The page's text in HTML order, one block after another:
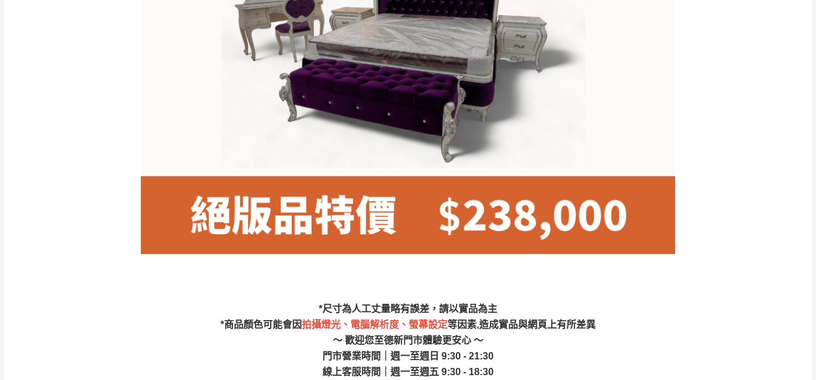
*尺寸為人工丈量略有誤差，請以實品為主
*商品顏色可能會因拍攝燈光、電腦解析度、螢幕設定等因素,造成實品與網頁上有所差異
～ 歡迎您至德新門市體驗更安心 ～
門市營業時間｜週一至週日 9:30 - 21:30
線上客服時間｜週一至週五 9:30 - 18:30
基隆
$ 9,000以上：免運費
$ 9,000以下：NT$500元
＊A108產品另收運費
$ 9,000以上：免運費
$ 9,000以下：NT$500元
卓蘭鎮、三灣、通霄山區、西湖、泰安
配送天數：5~14天
到貨時間：指定送貨日當天以電話聯絡確認
｜周（一）配送部門固定公休無送貨｜
台北市、新北市地區固定每周(三)、(日)兩天收送貨
暫無配送地區：彰化、南投、雲林、嘉義、台南、高雄、屏東、宜蘭、 花蓮、台東、金門、馬祖、澎湖地區
。
由於百貨公司配送較為不易，故暫無法配送至百貨公司內部。
若您選擇三聯式或索取兩聯式發票，發票將於商品完成出貨15個工作天另行寄出，另外約加上2~7個工作天內
送達，如遇國定假日將順延寄送。
若收到不良品，請於到貨日起七日內通知本公司客服人員，我們將為您更換新品，運費皆由本站負責，
所有退回及換貨之商品必須是全新狀態且完整包裝，床墊、床包、枕頭類產品需為未拆封狀態(請保持商
品、附件、包裝、廠商紙及所有附隨文件或資料之完整性)，若未依照上述方式處理，恕無法接受退貨。
是否合適)。
訂購前請確認商品尺寸，大型物件因為人工丈量，難免會有些許誤差值(約正負0.5CM) 詳細尺寸以實品
為主。
非因本公司問題而需退換貨，請於收到貨7日內通知客服人員(Line@ ID：@dershin)，並須保持商品全新
本公司部份商品無維修服務，超過7日鑑賞期，商品使用年限，因客人使用習慣、居家環境不同。若屬人
為因素導致商品損壞、零件短缺，則維修、搬運費用，需由消費者自行吸收(另事先與消費者報價，消費
到貨7日內為鑑賞期(注意:鑑賞期非試用期)，若非商品品質瑕疵問題於鑑賞期內退貨之情形，我們需酌收